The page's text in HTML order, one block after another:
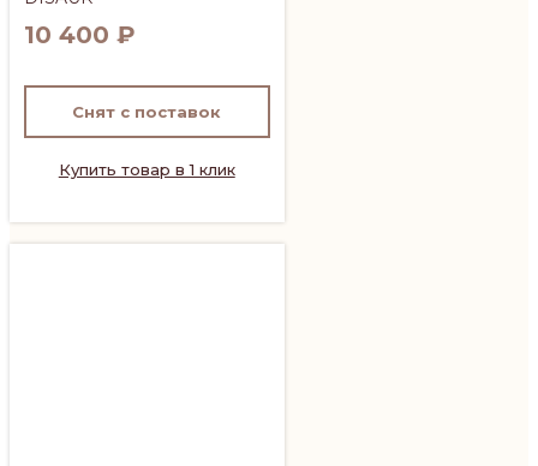
10 400 ₽
Снят с поставок
Купить товар в 1 клик